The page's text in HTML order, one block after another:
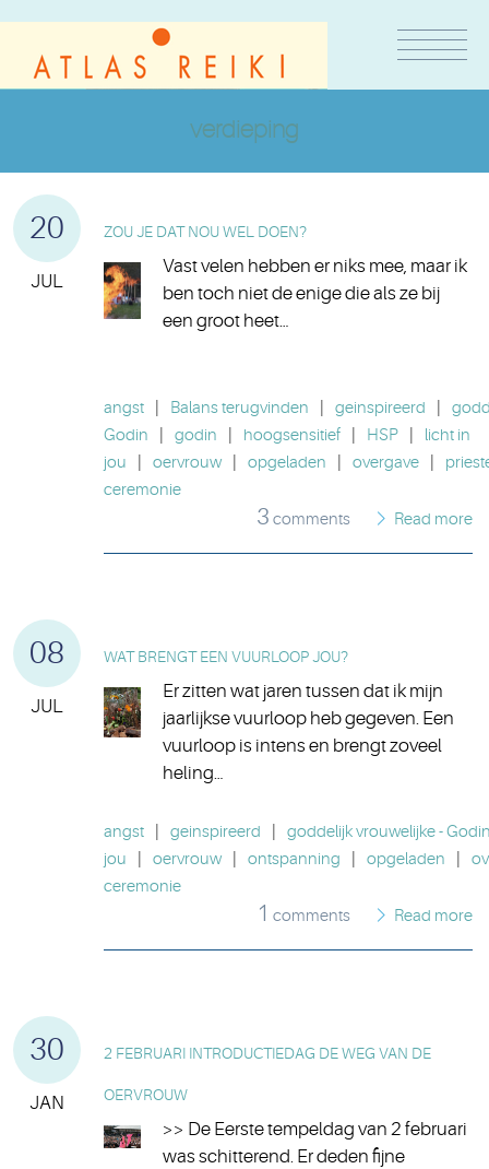
verdieping
20
JUL
ZOU JE DAT NOU WEL DOEN?
Vast velen hebben er niks mee, maar ik
ben toch niet de enige die als ze bij
een groot heet…
angst Balans terugvinden geinspireerd
Godin
godin hoogsensitief HSP
licht in
jou
oervrouw opgeladen overgave
ceremonie
3 comments Read more
08
JUL
WAT BRENGT EEN VUURLOOP JOU?
Er zitten wat jaren tussen dat ik mijn
jaarlijkse vuurloop heb gegeven. Een
vuurloop is intens en brengt zoveel
heling…
angst geinspireerd
goddelijk vrouwelijke -
jou
oervrouw ontspanning opgeladen
ceremonie
1 comments Read more
30
JAN
2 FEBRUARI INTRODUCTIEDAG DE WEG VAN DE
OERVROUW
>> De Eerste tempeldag van 2 februari
was schitterend. Er deden fijne